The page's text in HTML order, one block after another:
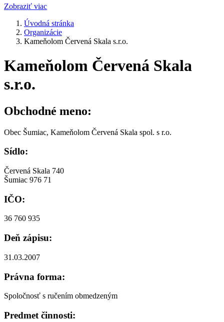
Zobraziť viac
Úvodná stránka
Organizácie
Kameňolom Červená Skala s.r.o.
Kameňolom Červená Skala
s.r.o.
Obchodné meno:
Obec Šumiac, Kameňolom Červená Skala spol. s r.o.
Sídlo:
Červená Skala 740
Šumiac 976 71
IČO:
36 760 935
Deň zápisu:
31.03.2007
Právna forma:
Spoločnosť s ručením obmedzeným
Predmet činnosti: